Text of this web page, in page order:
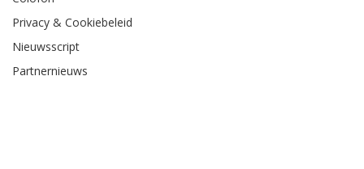
Privacy & Cookiebeleid
Nieuwsscript
Partnernieuws